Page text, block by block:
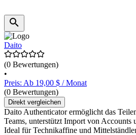
Daito
(0 Bewertungen)
•
Preis: Ab 19,00 $ / Monat
(0 Bewertungen)
Direkt vergleichen
Daito Authenticator ermöglicht das
Teams, unterstützt Import von
Ideal für Technikaffine und